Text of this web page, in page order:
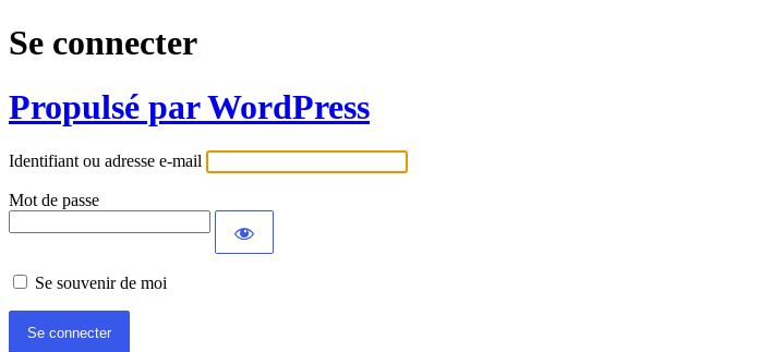
Se connecter
Propulsé par WordPress
Identifiant ou adresse e-mail
Mot de passe
Se souvenir de moi